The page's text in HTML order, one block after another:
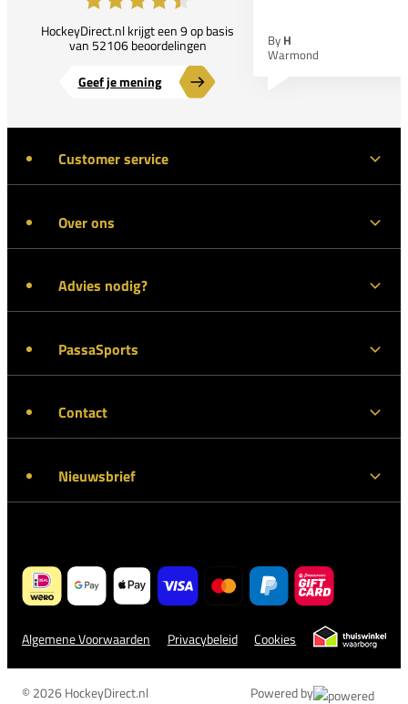
HockeyDirect.nl krijgt een 9 op basis
van 52106 beoordelingen
Geef je mening
By H
Warmond
Customer service
Over ons
Advies nodig?
PassaSports
Contact
Nieuwsbrief
Algemene Voorwaarden Privacybeleid Cookies
© 2026 HockeyDirect.nl Powered by